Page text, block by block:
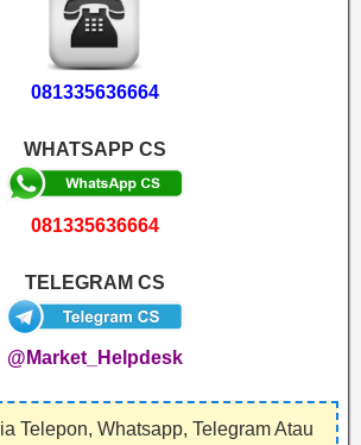
081335636664
WHATSAPP CS
081335636664
TELEGRAM CS
@Market_Helpdesk
Telepon, Whatsapp, Telegram Atau